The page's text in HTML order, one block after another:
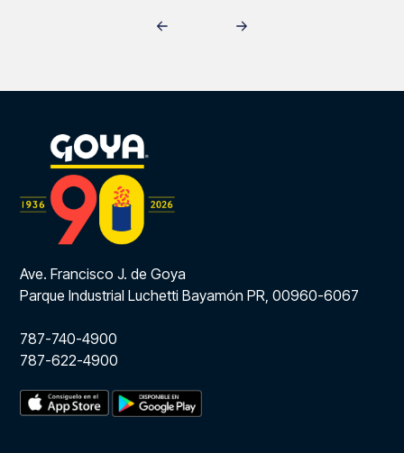
Ave. Francisco J. de Goya
Parque Industrial Luchetti Bayamón PR, 00960-6067
787-740-4900
787-622-4900